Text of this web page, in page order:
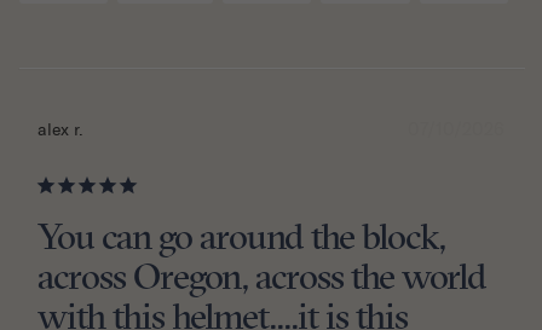
alex r.
You can go around the block,
across Oregon, across the world
with this helmet....it is this